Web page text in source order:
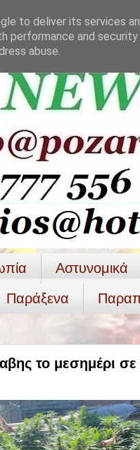
Αστυνομικά
Παράξενα
το μεσημέρι
to deliver its services
performance and
abuse.